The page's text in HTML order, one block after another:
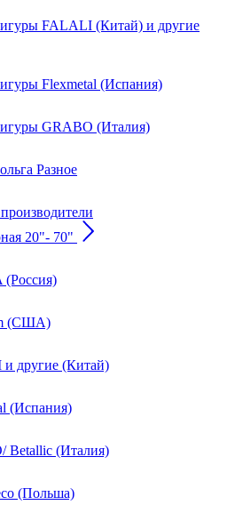
FALALI (Китай) и другие
Flexmetal (Испания)
GRABO (Италия)
Разное
20"- 70"
(США)
другие (Китай)
(Испания)
Betallic (Италия)
(Польша)